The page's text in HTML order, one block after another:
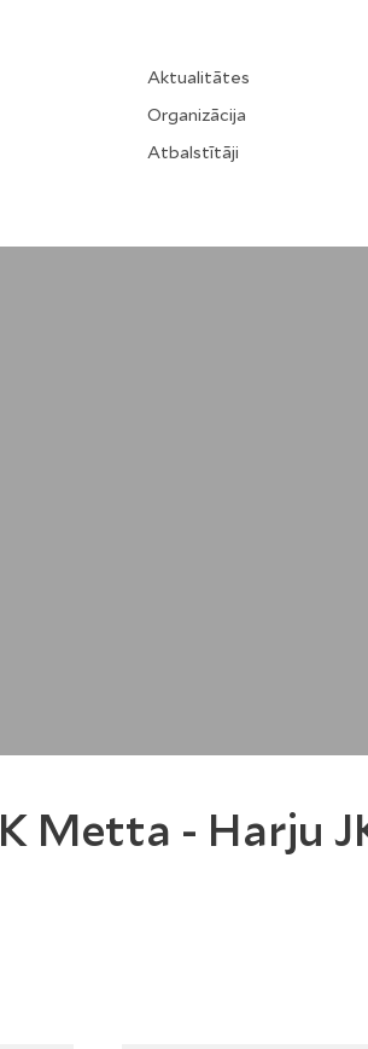
Aktualitātes
Organizācija
Atbalstītāji
Metta - Harju